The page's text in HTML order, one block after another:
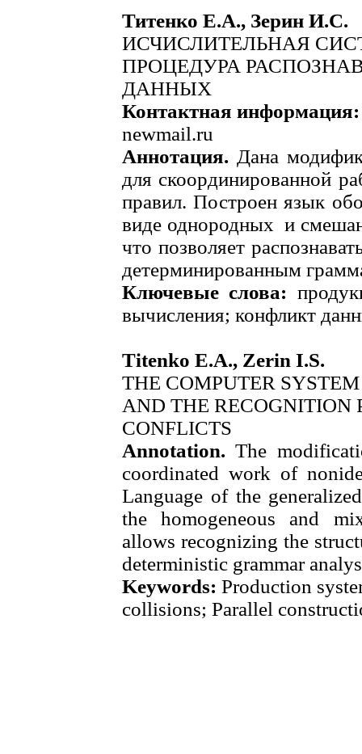
Титенко Е.А., Зерин И.С.
ИСЧИСЛИТЕЛЬНАЯ
ПРОЦЕДУРА
ДАННЫХ
Контактная информация:
newmail.ru
Аннотация. Дана
для скоординированной
правил. Построен язык
виде однородных и
что позволяет
детерминированным
Ключевые слова:
вычисления; конфликт
Titenko E.A., Zerin I.S.
THE COMPUTER
AND THE RECOGNITION
CONFLICTS
Annotation.The
coordinated work of
Language of the
the homogeneous and
allows recognizing the
deterministic grammar
Keywords:Production
collisions; Parallel